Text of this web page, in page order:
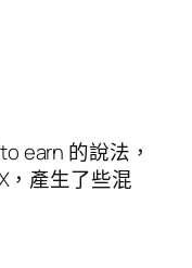
earn 的說法，
，產生了些混